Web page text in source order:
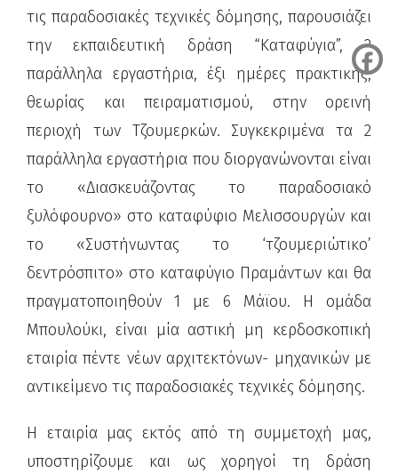
τις παραδοσιακές τεχνικές δόμησης, παρουσιάζει
την εκπαιδευτική δράση “Καταφύγια”, 2
παράλληλα εργαστήρια, έξι ημέρες πρακτικής,
θεωρίας και πειραματισμού, στην ορεινή
περιοχή των Τζουμερκών. Συγκεκριμένα τα 2
παράλληλα εργαστήρια που διοργανώνονται είναι
το «Διασκευάζοντας το παραδοσιακό
ξυλόφουρνο» στο καταφύφιο Μελισσουργών και
το «Συστήνωντας το ‘τζουμεριώτικο’
δεντρόσπιτο» στο καταφύγιο Πραμάντων και θα
πραγματοποιηθούν 1 με 6 Μάϊου. Η ομάδα
Μπουλούκι, είναι μία αστική μη κερδοσκοπική
εταιρία πέντε νέων αρχιτεκτόνων- μηχανικών με
αντικείμενο τις παραδοσιακές τεχνικές δόμησης.
Η εταιρία μας εκτός από τη συμμετοχή μας,
υποστηρίζουμε και ως χορηγοί τη δράση